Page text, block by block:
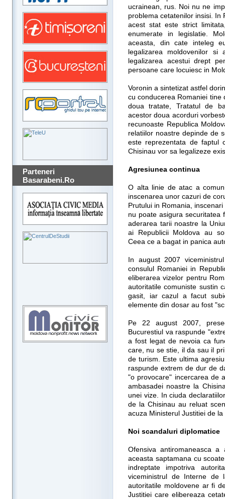
Parteneri
Basarabeni.Ro
ucrainean, rus. Noi nu ne
problema cetatenilor insisi. In
acest stat este strict
enumerate in legislatie.
aceasta, din cate inteleg
legalizarea moldovenilor
legalizarea acestui drept
persoane care locuiesc in
Voronin a sintetizat astfel
cu conducerea Romaniei
doua tratate, Tratatul de
acestor doua acorduri
recunoaste Republica
relatiilor noastre depinde de
este reprezentata de faptul
Chisinau vor sa legalizeze
Agresiunea continua
O alta linie de atac a
inscenarea unor cazuri de
Prutului in Romania,
nu poate asigura securitatea
aderarea tarii noastre la
ai Republicii Moldova au
Ceea ce a bagat in panica
In august 2007
consulul Romaniei in
eliberarea vizelor pentru
autoritatile comuniste sustin
gasit, iar cazul a facut
elemente din dosar au fost
Pe 22 august 2007,
Bucurestiul va raspunde
a fost legat de nevoia ca
care, nu se stie, il da sau il
de turism. Este ultima
raspunde extrem de dur de
"o provocare" incercarea de
ambasadei noastre la
unei vize. In ciuda
de la Chisinau au reluat
acuza Ministerul Justitiei de
Noi scandaluri diplomatice
Ofensiva antiromaneasca
aceasta saptamana cu
indreptate impotriva
viceministrul de Interne de
autoritatile moldovene ar fi
Justitiei care elibereaza